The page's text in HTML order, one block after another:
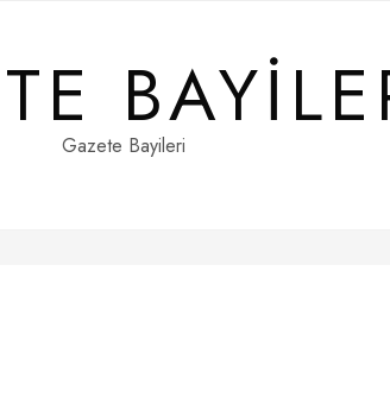
Gazete Bayileri